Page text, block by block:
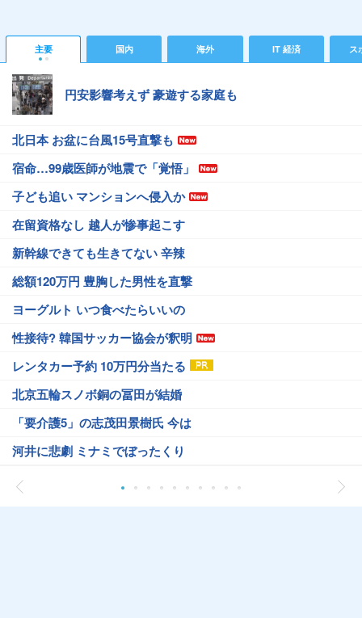
主要 国内 海外 IT 経済 ス
円安影響考えず 豪遊する家庭も
北日本 お盆に台風15号直撃も
宿命…99歳医師が地震で「覚悟」
子ども追い マンションへ侵入か
在留資格なし 越人が惨事起こす
新幹線できても生きてない 辛辣
総額120万円 豊胸した男性を直撃
ヨーグルト いつ食べたらいいの
性接待? 韓国サッカー協会が釈明
レンタカー予約 10万円分当たる
北京五輪スノボ銅の冨田が結婚
「要介護5」の志茂田景樹氏 今は
河井に悲劇 ミナミでぼったくり